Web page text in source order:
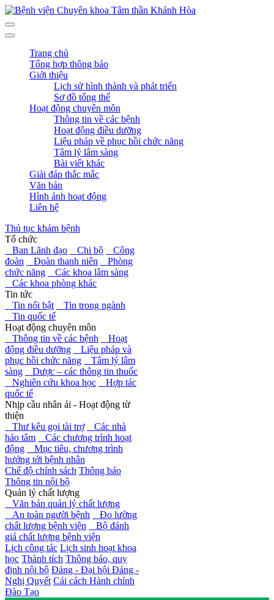
Trang chủ
Tổng hợp thông báo
Giới thiệu
Lịch sử hình thành và phát triển
Sơ đồ tổng thể
Hoạt động chuyên môn
Thông tin về các bệnh
Hoạt động điều dưỡng
Liệu pháp về phục hồi chức năng
Tâm lý lâm sàng
Bài viết khác
Giải đáp thắc mắc
Văn bản
Hình ảnh hoạt động
Liên hệ
Thủ tục khám bệnh
Tổ chức
Ban Lãnh đạo
Chi bộ
Công
đoàn
Đoàn thanh niên
Phòng
chức năng
Các khoa lâm sàng
Các khoa phòng khác
Tin tức
Tin nổi bật
Tin trong ngành
Tin quốc tế
Hoạt động chuyên môn
Thông tin về các bệnh
Hoạt
động điều dưỡng
Liệu pháp và
phục hồi chức năng
Tâm lý lâm
sàng
Dược – các thông tin thuốc
Nghiên cứu khoa học
Hợp tác
quốc tế
Nhịp cầu nhân ái - Hoạt động từ
thiện
Thư kêu gọi tài trợ
Các nhà
hảo tâm
Các chương trình hoạt
động
Mục tiêu, chương trình
hướng tới bệnh nhân
Chế độ chính sách Thông báo
Thông tin nội bộ
Quản lý chất lượng
Văn bản quản lý chất lượng
An toàn người bệnh
Đo lường
chất lượng bệnh viện
Bộ đánh
giá chất lượng bệnh viện
Lịch công tác Lịch sinh hoạt khoa
học Thành tích Thông báo, quy
định nội bộ Đảng - Đại hội Đảng -
Nghị Quyết Cải cách Hành chính
Đào Tạo